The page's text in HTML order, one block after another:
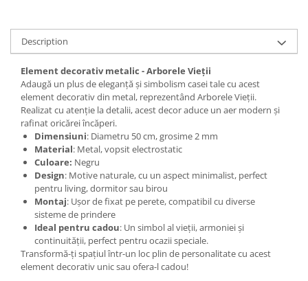
Description
Element decorativ metalic - Arborele Vieții
Adaugă un plus de eleganță și simbolism casei tale cu acest
element decorativ din metal, reprezentând Arborele Vieții.
Realizat cu atenție la detalii, acest decor aduce un aer modern și
rafinat oricărei încăperi.
Dimensiuni: Diametru 50 cm, grosime 2 mm
Material: Metal, vopsit electrostatic
Culoare: Negru
Design: Motive naturale, cu un aspect minimalist, perfect
pentru living, dormitor sau birou
Montaj: Ușor de fixat pe perete, compatibil cu diverse
sisteme de prindere
Ideal pentru cadou: Un simbol al vieții, armoniei și
continuității, perfect pentru ocazii speciale.
Transformă-ți spațiul într-un loc plin de personalitate cu acest
element decorativ unic sau ofera-l cadou!